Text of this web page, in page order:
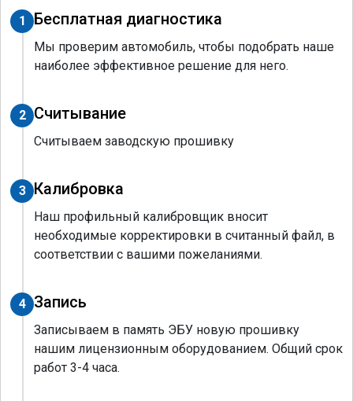
1 Бесплатная диагностика
Мы проверим автомобиль, чтобы подобрать наше
наиболее эффективное решение для него.
2 Считывание
Считываем заводскую прошивку
3 Калибровка
Наш профильный калибровщик вносит
необходимые корректировки в считанный файл, в
соответствии с вашими пожеланиями.
4 Запись
Записываем в память ЭБУ новую прошивку
нашим лицензионным оборудованием. Общий срок
работ 3-4 часа.